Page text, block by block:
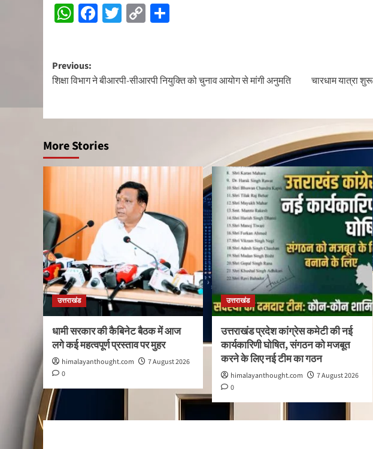
WhatsApp
Facebook
Twitter
Copy
Post
navigation
Previous:
शिक्षा विभाग ने बीआरपी-सीआरपी नियुक्ति को चुनाव आयोग से मांगी अनुमति
चारधाम यात्रा
More Stories
उत्तराखंड
धामी सरकार की कैबिनेट बैठक में आज
लगे कई महत्वपूर्ण प्रस्ताव पर मुहर
himalayanthought.com
7 August 2026
0
उत्तराखंड
उत्तराखंड प्रदेश कांग्रेस कमेटी की नई
कार्यकारिणी घोषित, संगठन को मजबूत
करने के लिए नई टीम का गठन
himalayanthought.com
7 August 2026
0